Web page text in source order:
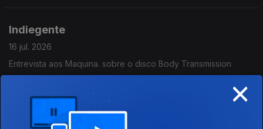
Indiegente
16 jul. 2026
Entrevista aos Maquina. sobre o disco Body Transmission
Indiegente
15 jul. 2026
×